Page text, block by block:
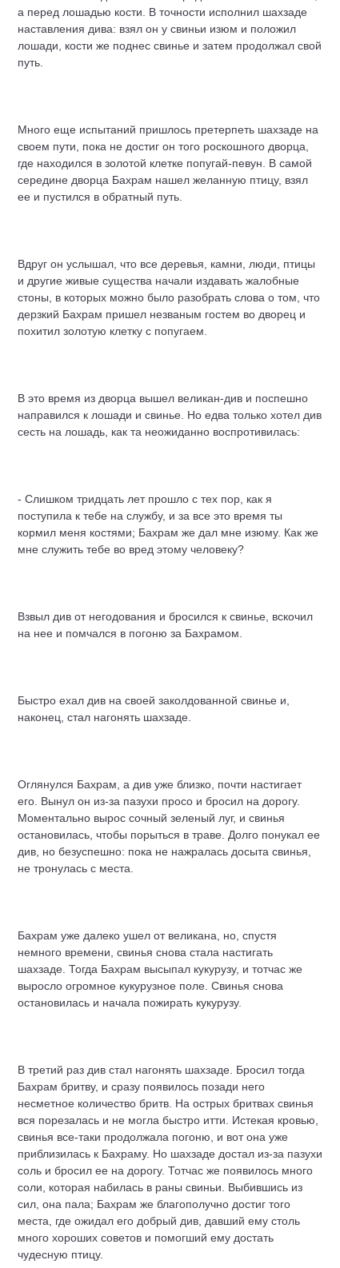
а перед лошадью кости. В точности исполнил шахзаде
наставления дива: взял он у свиньи изюм и положил
лошади, кости же поднес свинье и затем продолжал свой
путь.
Много еще испытаний пришлось претерпеть шахзаде на
своем пути, пока не достиг он того роскошного дворца,
где находился в золотой клетке попугай-певун. В самой
середине дворца Бахрам нашел желанную птицу, взял
ее и пустился в обратный путь.
Вдруг он услышал, что все деревья, камни, люди, птицы
и другие живые существа начали издавать жалобные
стоны, в которых можно было разобрать слова о том, что
дерзкий Бахрам пришел незваным гостем во дворец и
похитил золотую клетку с попугаем.
В это время из дворца вышел великан-див и поспешно
направился к лошади и свинье. Но едва только хотел див
сесть на лошадь, как та неожиданно воспротивилась:
- Слишком тридцать лет прошло с тех пор, как я
поступила к тебе на службу, и за все это время ты
кормил меня костями; Бахрам же дал мне изюму. Как же
мне служить тебе во вред этому человеку?
Взвыл див от негодования и бросился к свинье, вскочил
на нее и помчался в погоню за Бахрамом.
Быстро ехал див на своей заколдованной свинье и,
наконец, стал нагонять шахзаде.
Оглянулся Бахрам, а див уже близко, почти настигает
его. Вынул он из-за пазухи просо и бросил на дорогу.
Моментально вырос сочный зеленый луг, и свинья
остановилась, чтобы порыться в траве. Долго понукал ее
див, но безуспешно: пока не нажралась досыта свинья,
не тронулась с места.
Бахрам уже далеко ушел от великана, но, спустя
немного времени, свинья снова стала настигать
шахзаде. Тогда Бахрам высыпал кукурузу, и тотчас же
выросло огромное кукурузное поле. Свинья снова
остановилась и начала пожирать кукурузу.
В третий раз див стал нагонять шахзаде. Бросил тогда
Бахрам бритву, и сразу появилось позади него
несметное количество бритв. На острых бритвах свинья
вся порезалась и не могла быстро итти. Истекая кровью,
свинья все-таки продолжала погоню, и вот она уже
приблизилась к Бахраму. Но шахзаде достал из-за пазухи
соль и бросил ее на дорогу. Тотчас же появилось много
соли, которая набилась в раны свиньи. Выбившись из
сил, она пала; Бахрам же благополучно достиг того
места, где ожидал его добрый див, давший ему столь
много хороших советов и помогший ему достать
чудесную птицу.